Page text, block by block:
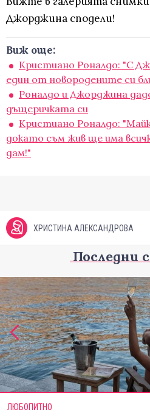
Джорджина сподели!
Виж още:
Кристиано Роналдо: "С
един от новородените си
Роналдо и Джорджина
дъщеричката си
Кристиано Роналдо:
докато съм жив ще има
дам!"
ХРИСТИНА АЛЕКСАНДРОВА
Последни
ЛЮБОПИТНО